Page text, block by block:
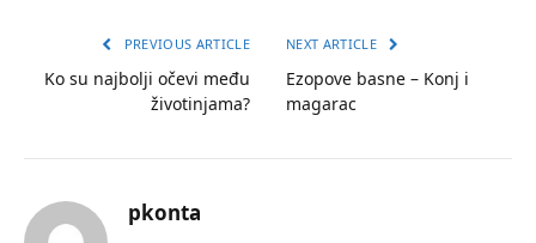
PREVIOUS ARTICLE
Ko su najbolji očevi među
životinjama?
NEXT ARTICLE
Ezopove basne – Konj i
magarac
pkonta